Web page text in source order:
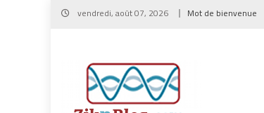
Skip
vendredi, août 07, 2026 Mot de bienvenue